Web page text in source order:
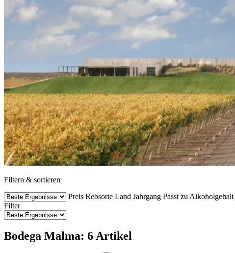
Filtern & sortieren
Preis Rebsorte Land Jahrgang Passt zu Alkoholgehalt
Filter
Bodega Malma: 6 Artikel